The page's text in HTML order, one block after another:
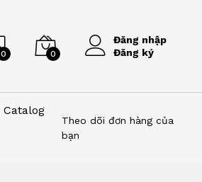
0 0
Đăng nhập
Đăng ký
Catalog
Theo dõi đơn hàng của
bạn